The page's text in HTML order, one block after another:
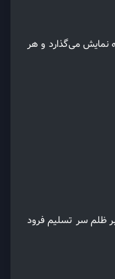
نمایش می‌گذارد و هر
ظلم سر تسلیم فرود